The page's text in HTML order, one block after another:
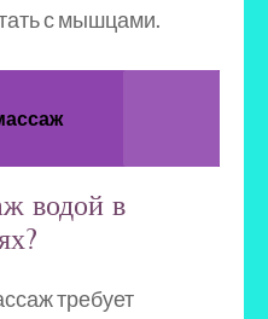
с мышцами.
водой в
требует